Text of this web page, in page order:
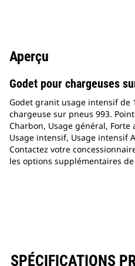
Aperçu
Godet pour chargeuses
Godet granit usage intensif de
chargeuse sur pneus 993.
Charbon, Usage général, Forte
Usage intensif, Usage intensif
Contactez votre
les options supplémentaires
SPÉCIFICATIONS